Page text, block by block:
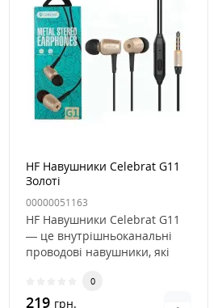
HF Навушники Celebrat G11
Золоті
00000051163
HF Навушники Celebrat G11
— це внутрішньоканальні
проводові навушники, які
0
219 грн.